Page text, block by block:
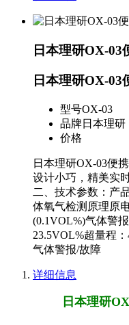
日本理研OX-03
日本理研OX-03
型号OX-03
品牌日本理研
价格
日本理研OX-03
设计小巧，精美实
二、技术参数：产
体氧气检测原理原
(0.1VOL%)气体警
23.5VOL%超量程
气体警报/故障
详细信息
日本理研